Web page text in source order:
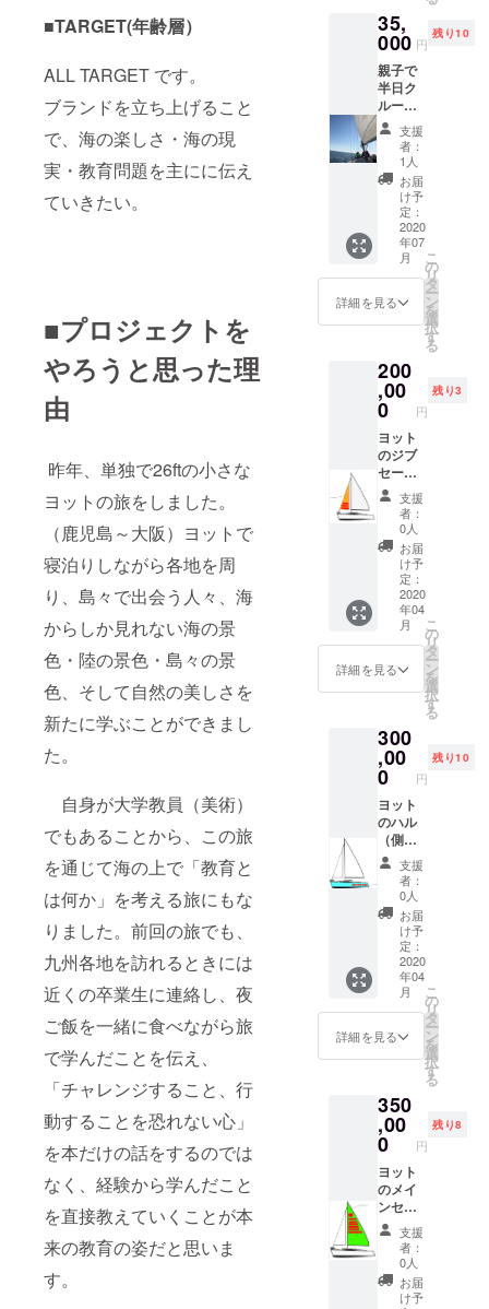
■TARGET(年齢層）
ALL TARGET です。
ブランドを立ち上げること
で、海の楽しさ・海の現
実・教育問題を主にに伝え
ていきたい。
■プロジェクトを
やろうと思った理
由
昨年、単独で26ftの小さな
ヨットの旅をしました。
（鹿児島～大阪）ヨットで
寝泊りしながら各地を周
り、島々で出会う人々、海
からしか見れない海の景
色・陸の景色・島々の景
色、そして自然の美しさを
新たに学ぶことができまし
た。
自身が大学教員（美術）
でもあることから、この旅
を通じて海の上で「教育と
は何か」を考える旅にもな
りました。前回の旅でも、
九州各地を訪れるときには
近くの卒業生に連絡し、夜
ご飯を一緒に食べながら旅
で学んだことを伝え、
「チャレンジすること、行
動することを恐れない心」
を本だけの話をするのでは
なく、経験から学んだこと
を直接教えていくことが本
来の教育の姿だと思いま
す。
のメー
ル
35,
000 円
残り10
親子で
半日ク
ルージ
ング、
日本周
海中に
お近く
の港に
行った
時に
て！ 購
入要
件：１
家族の
金額で
す。 お
いるご
家族
（１家
族５名
まで、
それ以
上にな
る場合
は教え
てくだ
さい）
(写真は
以前の
26ftに
自分の
家族を
乗せて
る様子
です）
※乗り物
る方は
控えて
くださ
い。
支援
者：
1人
お届
け予
定：
2020
年07
月
詳細を見る
こ
の
リ
タ
ー
ン
を
選
択
す
る
200
,00
0 円
残り3
ヨット
のジブ
セール
に 企業
名また
はロゴ
等（個
人でも
可能）
何口で
も可能
支援
者：
0人
お届
け予
定：
2020
年04
月
詳細を見る
こ
の
リ
タ
ー
ン
を
選
択
す
る
300
,00
0 円
残り10
ヨット
のハル
（側
面）に
企業
名・個
人名の
ロゴな
どを
ヨット
に貼り
付けい
たしま
す。 企
業・個
人何口
能で
す。 右
に5個
左に5個
合計10
口にな
りま
す。
ヨット
のハル
部分後
方、右
支援
者：
0人
お届
け予
定：
2020
年04
月
詳細を見る
こ
の
リ
タ
ー
ン
を
選
択
す
る
350
,00
0 円
残り8
ヨット
のメイ
ンセー
ルに 企
業名ま
たはロ
ゴ等
（個人
支援
者：
0人
お届
け予